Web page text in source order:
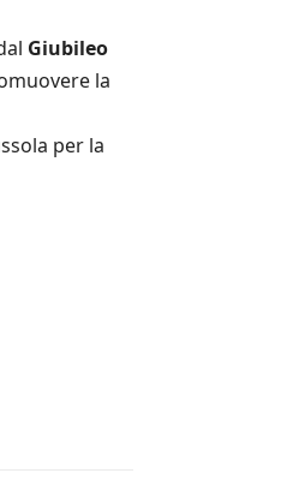
Giubileo
la
per la